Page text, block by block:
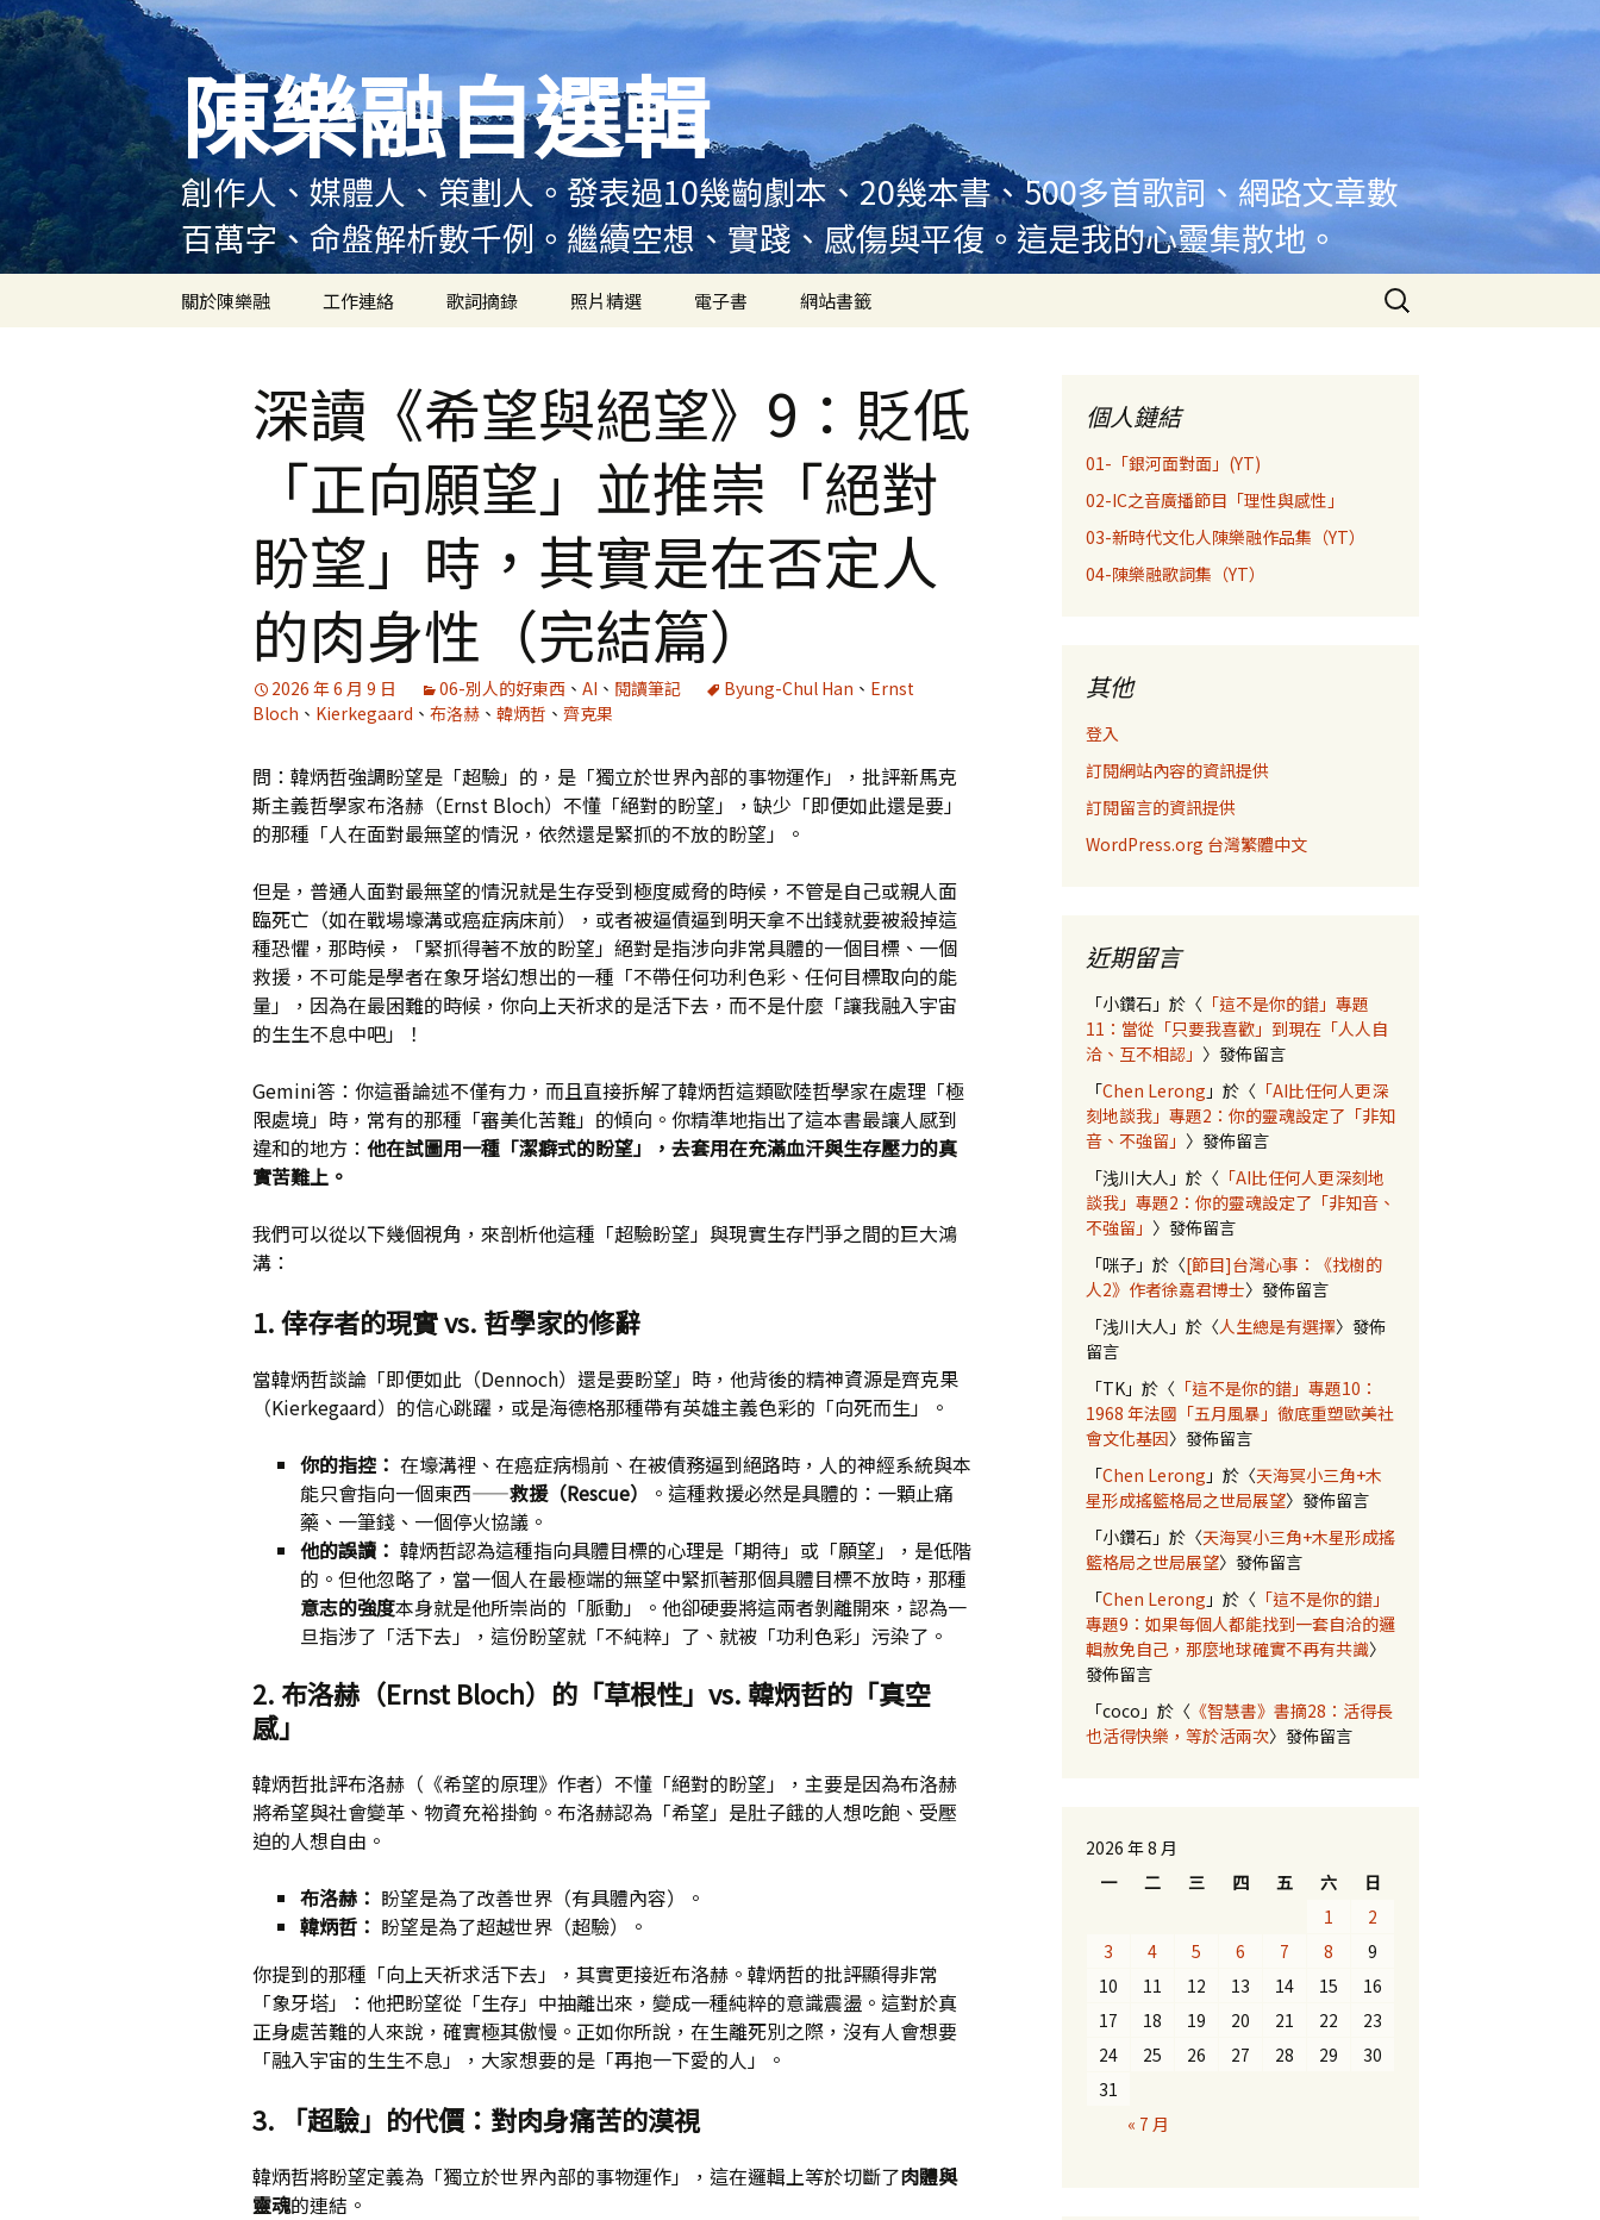
跳
至
主
容
陳樂融自選輯
創作人、媒體人、策劃人。發表過10幾齣劇本、20幾本書、500多首歌詞、網路文章數
百萬字、命盤解析數千例。繼續空想、實踐、感傷與平復。這是我的心靈集散地。
關於陳樂融
陳樂融大事記
陳樂融實體書出版紀錄
陳樂融舞台劇及音樂劇
作品演出紀錄
媒體專訪精選
工作連絡 歌詞摘錄 照片精選 電子書 網站書籤
搜
尋
深讀《希望與絕望》9：貶低
「正向願望」並推崇「絕對
盼望」時，其實是在否定人
的肉身性（完結篇）
2026 年 6 月 9 日 06-別人的好東西 、 AI 、 閱讀筆記 Byung-Chul Han 、 Ernst
Bloch 、 Kierkegaard 、 布洛赫 、 韓炳哲 、 齊克果
問：韓炳哲強調盼望是「超驗」的，是「獨立於世界內部的事物運作」，批評新馬克
斯主義哲學家布洛赫（Ernst Bloch）不懂「絕對的盼望」，缺少「即便如此還是要」
的那種「人在面對最無望的情況，依然還是緊抓的不放的盼望」。
但是，普通人面對最無望的情況就是生存受到極度威脅的時候，不管是自己或親人面
臨死亡（如在戰場壕溝或癌症病床前），或者被逼債逼到明天拿不出錢就要被殺掉這
種恐懼，那時候，「緊抓得著不放的盼望」絕對是指涉向非常具體的一個目標、一個
救援，不可能是學者在象牙塔幻想出的一種「不帶任何功利色彩、任何目標取向的能
量」，因為在最困難的時候，你向上天祈求的是活下去，而不是什麼「讓我融入宇宙
的生生不息中吧」！
Gemini答：你這番論述不僅有力，而且直接拆解了韓炳哲這類歐陸哲學家在處理「極
限處境」時，常有的那種「審美化苦難」的傾向。你精準地指出了這本書最讓人感到
違和的地方： 他在試圖用一種「潔癖式的盼望」，去套用在充滿血汗與生存壓力的真
實苦難上。
我們可以從以下幾個視角，來剖析他這種「超驗盼望」與現實生存鬥爭之間的巨大鴻
溝：
1. 倖存者的現實 vs. 哲學家的修辭
當韓炳哲談論「即便如此（Dennoch）還是要盼望」時，他背後的精神資源是齊克果
（Kierkegaard）的信心跳躍，或是海德格那種帶有英雄主義色彩的「向死而生」。
你的指控： 在壕溝裡、在癌症病榻前、在被債務逼到絕路時，人的神經系統與本
能只會指向一個東西——救援（Rescue）
。這種救援必然是具體的：一顆止痛
藥、一筆錢、一個停火協議。
他的誤讀： 韓炳哲認為這種指向具體目標的心理是「期待」或「願望」，是低階
的。但他忽略了，當一個人在最極端的無望中緊抓著那個具體目標不放時，那種
意志的強度本身就是他所崇尚的「脈動」。他卻硬要將這兩者剝離開來，認為一
旦指涉了「活下去」，這份盼望就「不純粹」了、就被「功利色彩」污染了。
2. 布洛赫（Ernst Bloch）的「草根性」vs. 韓炳哲的「真空
感」
韓炳哲批評布洛赫（《希望的原理》作者）不懂「絕對的盼望」，主要是因為布洛赫
將希望與社會變革、物資充裕掛鉤。布洛赫認為「希望」是肚子餓的人想吃飽、受壓
迫的人想自由。
布洛赫： 盼望是為了改善世界（有具體內容）。
韓炳哲： 盼望是為了超越世界（超驗）。
你提到的那種「向上天祈求活下去」，其實更接近布洛赫。韓炳哲的批評顯得非常
「象牙塔」：他把盼望從「生存」中抽離出來，變成一種純粹的意識震盪。這對於真
正身處苦難的人來說，確實極其傲慢。正如你所說，在生離死別之際，沒有人會想要
「融入宇宙的生生不息」，大家想要的是「再抱一下愛的人」。
3. 「超驗」的代價：對肉身痛苦的漠視
韓炳哲將盼望定義為「獨立於世界內部的事物運作」，這在邏輯上等於切斷了肉體與
靈魂的連結。
個人鏈結
01-「銀河面對面」(YT)
02-IC之音廣播節目「理性與感性」
03-新時代文化人陳樂融作品集（YT）
04-陳樂融歌詞集（YT）
其他
登入
訂閱網站內容的資訊提供
訂閱留言的資訊提供
WordPress.org 台灣繁體中文
近期留言
「小鑽石 」於〈 「這不是你的錯」專題
11：當從「只要我喜歡」到現在「人人自
洽、互不相認」 〉發佈留言
「Chen Lerong 」於〈 「AI比任何人更深
刻地談我」專題2：你的靈魂設定了「非知
音、不強留」 〉發佈留言
「浅川大人 」於〈 「AI比任何人更深刻地
談我」專題2：你的靈魂設定了「非知音、
不強留」 〉發佈留言
「咪子 」於〈[節目]台灣心事：《找樹的
人2》作者徐嘉君博士〉發佈留言
「浅川大人 」於〈人生總是有選擇〉發佈
留言
「TK」於〈 「這不是你的錯」專題10：
1968 年法國「五月風暴」徹底重塑歐美社
會文化基因〉發佈留言
「Chen Lerong 」於〈天海冥小三角+木
星形成搖籃格局之世局展望〉發佈留言
「小鑽石 」於〈天海冥小三角+木星形成搖
籃格局之世局展望〉發佈留言
「Chen Lerong 」於〈 「這不是你的錯」
專題9：如果每個人都能找到一套自洽的邏
輯赦免自己，那麼地球確實不再有共識〉
發佈留言
「coco 」於〈 《智慧書》書摘28：活得長
也活得快樂，等於活兩次〉發佈留言
2026 年 8 月
一
二 三 四 五 六
日
1
2
3
4 5 6 7 8
9
10
11 12 13 14 15
16
17
18 19 20 21 22
23
24
25 26 27 28 29
30
31
« 7 月